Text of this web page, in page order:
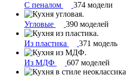
С пеналом 374 модели
Угловые 390 моделей
Из пластика 371 модель
Из МДФ 607 моделей